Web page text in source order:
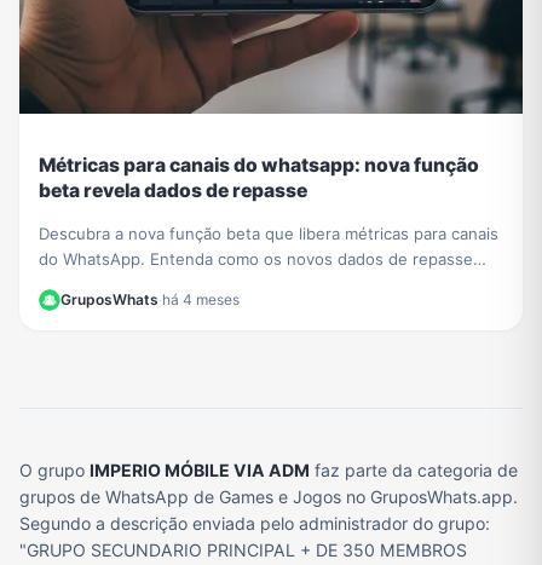
Métricas para canais do whatsapp: nova função
beta revela dados de repasse
Descubra a nova função beta que libera métricas para canais
do WhatsApp. Entenda como os novos dados de repasse
GruposWhats·há 4 meses
O grupo IMPERIO MÓBILE VIA ADM faz parte da categoria de
grupos de WhatsApp de Games e Jogos no GruposWhats.app.
Segundo a descrição enviada pelo administrador do grupo:
"GRUPO SECUNDARIO PRINCIPAL + DE 350 MEMBROS